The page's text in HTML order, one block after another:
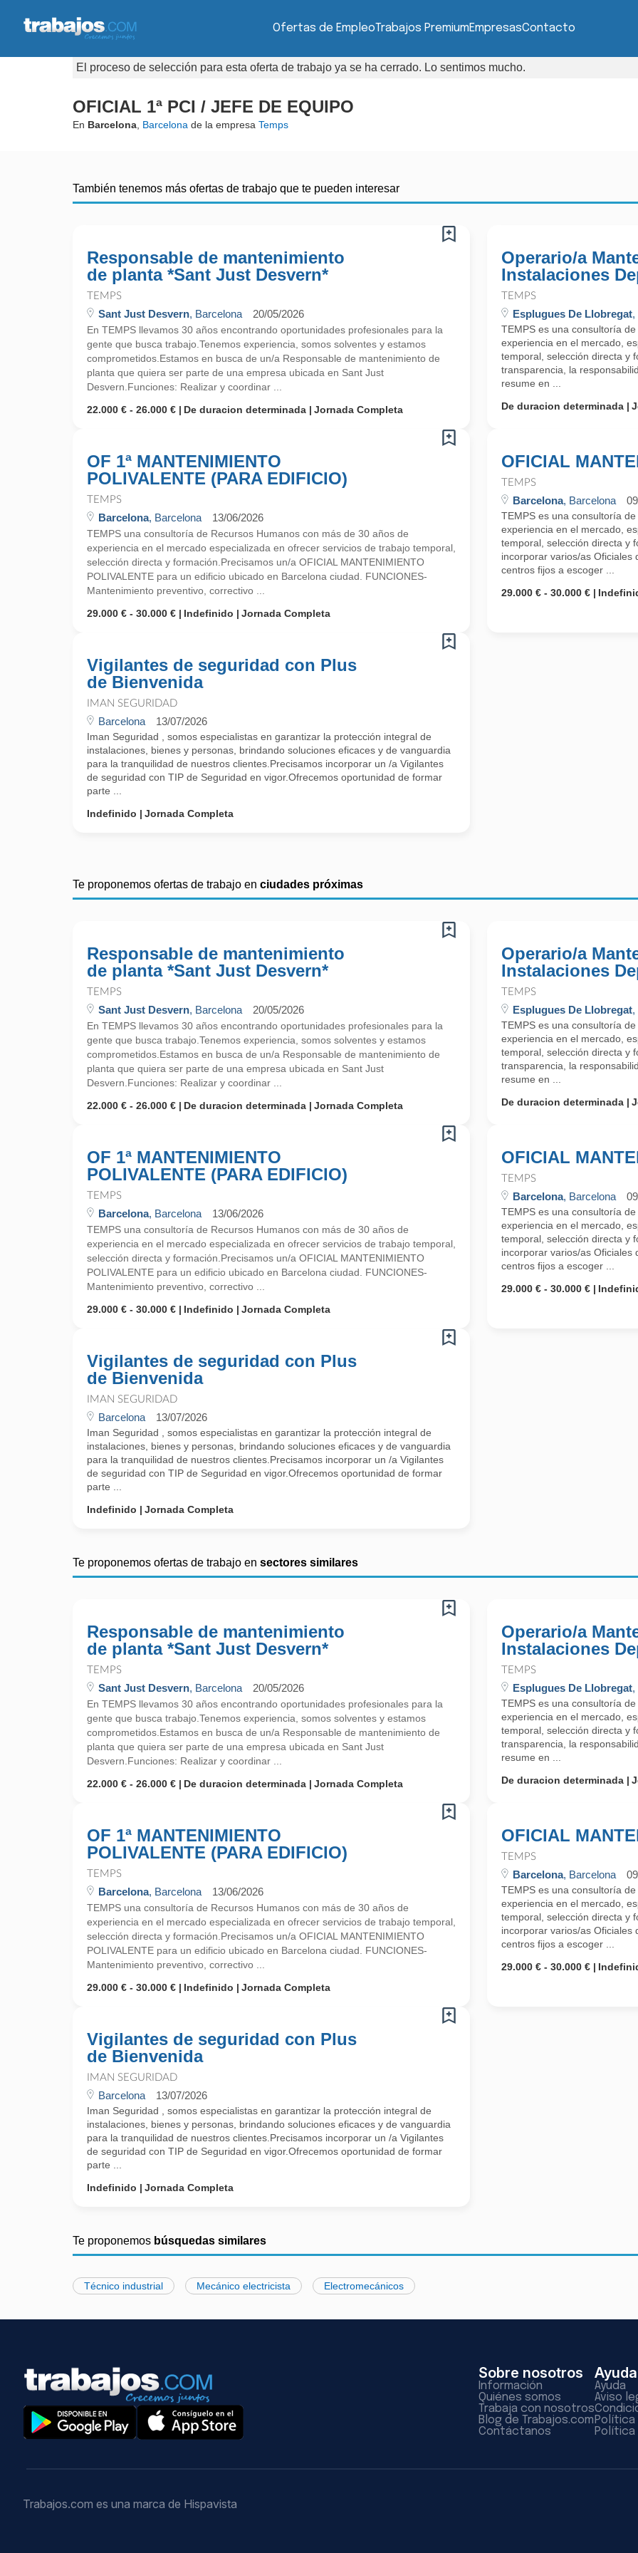
Ofertas de EmpleoTrabajos PremiumEmpresasContacto
El proceso de selección para esta oferta de trabajo ya se ha cerrado. Lo sentimos mucho.
OFICIAL 1ª PCI / JEFE DE EQUIPO
En Barcelona Barcelona de la empresa Temps
También tenemos más ofertas de trabajo que te pueden interesar
Responsable de mantenimiento
de planta *Sant Just Desvern*
TEMPS
Sant Just Desvern, Barcelona 20/05/2026
En TEMPS llevamos 30 años encontrando oportunidades profesionales para la
gente que busca trabajo.Tenemos experiencia, somos solventes y estamos
comprometidos.Estamos en busca de un/a Responsable de mantenimiento de
planta que quiera ser parte de una empresa ubicada en Sant Just
Desvern.Funciones: Realizar y coordinar ...
22.000 € - 26.000 €
De duracion determinada Jornada Completa
Operario/a
Instalaciones
TEMPS
Esplugues De Llobregat,
TEMPS es una consultoría
experiencia en el mercado,
temporal, selección directa y
transparencia, la
resume en ...
De duracion determinada
OF 1ª MANTENIMIENTO
POLIVALENTE (PARA EDIFICIO)
TEMPS
Barcelona, Barcelona 13/06/2026
TEMPS una consultoría de Recursos Humanos con más de 30 años de
experiencia en el mercado especializada en ofrecer servicios de trabajo temporal,
selección directa y formación.Precisamos un/a OFICIAL MANTENIMIENTO
POLIVALENTE para un edificio ubicado en Barcelona ciudad. FUNCIONES-
Mantenimiento preventivo, correctivo ...
29.000 € - 30.000 €
Indefinido Jornada Completa
OFICIAL
TEMPS
Barcelona, Barcelona
TEMPS es una consultoría
experiencia en el mercado,
temporal, selección directa y
incorporar varios/as Oficiales
centros fijos a escoger ...
29.000 € - 30.000 €
Vigilantes de seguridad con Plus
de Bienvenida
IMAN SEGURIDAD
Barcelona 13/07/2026
Iman Seguridad , somos especialistas en garantizar la protección integral de
instalaciones, bienes y personas, brindando soluciones eficaces y de vanguardia
para la tranquilidad de nuestros clientes.Precisamos incorporar un /a Vigilantes
de seguridad con TIP de Seguridad en vigor.Ofrecemos oportunidad de formar
parte ...
Indefinido
Jornada Completa
Te proponemos ofertas de trabajo en ciudades próximas
Responsable de mantenimiento
de planta *Sant Just Desvern*
TEMPS
Sant Just Desvern, Barcelona 20/05/2026
En TEMPS llevamos 30 años encontrando oportunidades profesionales para la
gente que busca trabajo.Tenemos experiencia, somos solventes y estamos
comprometidos.Estamos en busca de un/a Responsable de mantenimiento de
planta que quiera ser parte de una empresa ubicada en Sant Just
Desvern.Funciones: Realizar y coordinar ...
22.000 € - 26.000 €
De duracion determinada Jornada Completa
Operario/a
Instalaciones
TEMPS
Esplugues De Llobregat,
TEMPS es una consultoría
experiencia en el mercado,
temporal, selección directa y
transparencia, la
resume en ...
De duracion determinada
OF 1ª MANTENIMIENTO
POLIVALENTE (PARA EDIFICIO)
TEMPS
Barcelona, Barcelona 13/06/2026
TEMPS una consultoría de Recursos Humanos con más de 30 años de
experiencia en el mercado especializada en ofrecer servicios de trabajo temporal,
selección directa y formación.Precisamos un/a OFICIAL MANTENIMIENTO
POLIVALENTE para un edificio ubicado en Barcelona ciudad. FUNCIONES-
Mantenimiento preventivo, correctivo ...
29.000 € - 30.000 €
Indefinido Jornada Completa
OFICIAL
TEMPS
Barcelona, Barcelona
TEMPS es una consultoría
experiencia en el mercado,
temporal, selección directa y
incorporar varios/as Oficiales
centros fijos a escoger ...
29.000 € - 30.000 €
Vigilantes de seguridad con Plus
de Bienvenida
IMAN SEGURIDAD
Barcelona 13/07/2026
Iman Seguridad , somos especialistas en garantizar la protección integral de
instalaciones, bienes y personas, brindando soluciones eficaces y de vanguardia
para la tranquilidad de nuestros clientes.Precisamos incorporar un /a Vigilantes
de seguridad con TIP de Seguridad en vigor.Ofrecemos oportunidad de formar
parte ...
Indefinido
Jornada Completa
Te proponemos ofertas de trabajo en sectores similares
Responsable de mantenimiento
de planta *Sant Just Desvern*
TEMPS
Sant Just Desvern, Barcelona 20/05/2026
En TEMPS llevamos 30 años encontrando oportunidades profesionales para la
gente que busca trabajo.Tenemos experiencia, somos solventes y estamos
comprometidos.Estamos en busca de un/a Responsable de mantenimiento de
planta que quiera ser parte de una empresa ubicada en Sant Just
Desvern.Funciones: Realizar y coordinar ...
22.000 € - 26.000 €
De duracion determinada Jornada Completa
Operario/a
Instalaciones
TEMPS
Esplugues De Llobregat,
TEMPS es una consultoría
experiencia en el mercado,
temporal, selección directa y
transparencia, la
resume en ...
De duracion determinada
OF 1ª MANTENIMIENTO
POLIVALENTE (PARA EDIFICIO)
TEMPS
Barcelona, Barcelona 13/06/2026
TEMPS una consultoría de Recursos Humanos con más de 30 años de
experiencia en el mercado especializada en ofrecer servicios de trabajo temporal,
selección directa y formación.Precisamos un/a OFICIAL MANTENIMIENTO
POLIVALENTE para un edificio ubicado en Barcelona ciudad. FUNCIONES-
Mantenimiento preventivo, correctivo ...
29.000 € - 30.000 €
Indefinido Jornada Completa
OFICIAL
TEMPS
Barcelona, Barcelona
TEMPS es una consultoría
experiencia en el mercado,
temporal, selección directa y
incorporar varios/as Oficiales
centros fijos a escoger ...
29.000 € - 30.000 €
Vigilantes de seguridad con Plus
de Bienvenida
IMAN SEGURIDAD
Barcelona 13/07/2026
Iman Seguridad , somos especialistas en garantizar la protección integral de
instalaciones, bienes y personas, brindando soluciones eficaces y de vanguardia
para la tranquilidad de nuestros clientes.Precisamos incorporar un /a Vigilantes
de seguridad con TIP de Seguridad en vigor.Ofrecemos oportunidad de formar
parte ...
Indefinido
Jornada Completa
Te proponemos búsquedas similares
Técnico industrial Mecánico electricista Electromecánicos
Sobre nosotros
Información
Quiénes somos
Trabaja con nosotros
Blog de Trabajos.com
Contáctanos
Ayuda
Ayuda
Aviso
Política
Trabajos.com es una marca de Hispavista